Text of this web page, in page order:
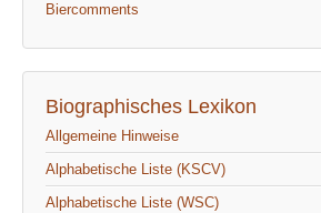
Biercomments
Biographisches Lexikon
Allgemeine Hinweise
Alphabetische Liste (KSCV)
Alphabetische Liste (WSC)